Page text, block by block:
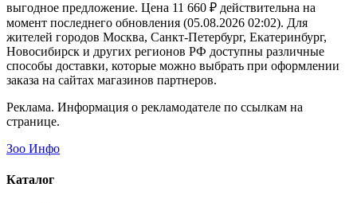
выгодное предложение. Цена 11 660 ₽ действительна на
момент последнего обновления (05.08.2026 02:02). Для
жителей городов Москва, Санкт-Петербург, Екатеринбург,
Новосибирск и других регионов РФ доступны различные
способы доставки, которые можно выбрать при оформлении
заказа на сайтах магазинов партнеров.
Реклама. Информация о рекламодателе по ссылкам на
странице.
Зоо Инфо
Каталог